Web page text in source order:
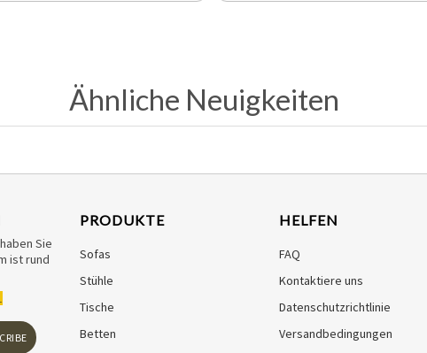
Ähnliche Neuigkeiten
Sie
ist rund
PRODUKTE
Sofas
Stühle
Tische
Betten
HELFEN
FAQ
Kontaktiere uns
Datenschutzrichtlinie
Versandbedingungen